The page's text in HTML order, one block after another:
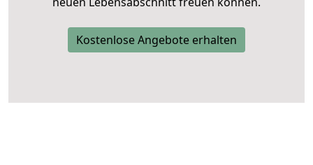
Kostenlose Angebote erhalten